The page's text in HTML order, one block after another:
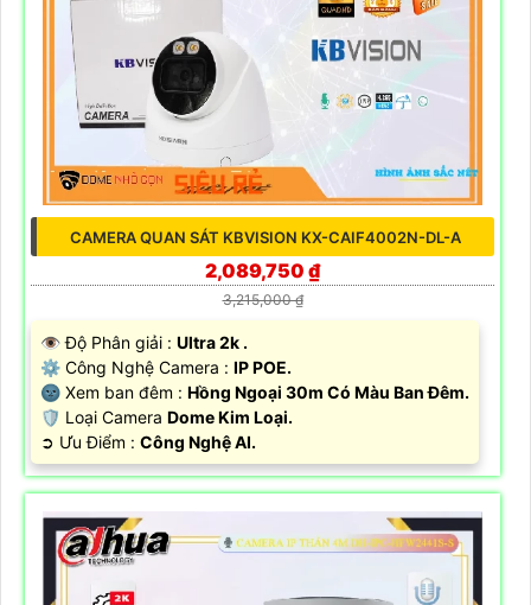
CAMERA QUAN SÁT KBVISION KX-CAIF4002N-DL-A
2,089,750 ₫
3,215,000 ₫
👁 Độ Phân giải : Ultra 2k .
⚙ Công Nghệ Camera : IP POE.
🌚 Xem ban đêm : Hồng Ngoại 30m Có Màu Ban Đêm.
🛡 Loại Camera Dome Kim Loại.
️➲ Ưu Điểm : Công Nghệ AI.